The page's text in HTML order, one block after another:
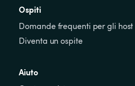
Ospiti
Domande frequenti per gli host
Diventa un ospite
Aiuto